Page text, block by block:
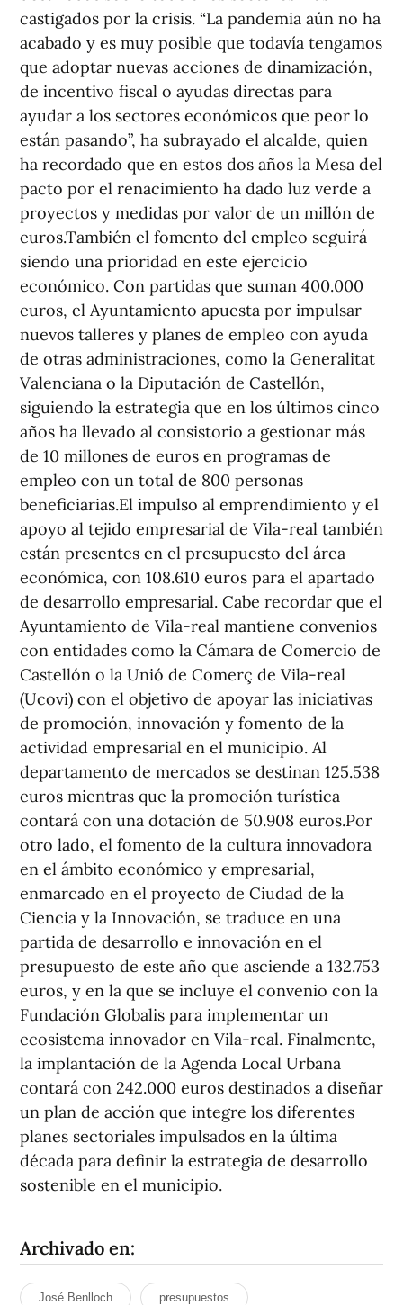
castigados por la crisis. “La pandemia aún no ha
acabado y es muy posible que todavía tengamos
que adoptar nuevas acciones de dinamización,
de incentivo fiscal o ayudas directas para
ayudar a los sectores económicos que peor lo
están pasando”, ha subrayado el alcalde, quien
ha recordado que en estos dos años la Mesa del
pacto por el renacimiento ha dado luz verde a
proyectos y medidas por valor de un millón de
euros.También el fomento del empleo seguirá
siendo una prioridad en este ejercicio
económico. Con partidas que suman 400.000
euros, el Ayuntamiento apuesta por impulsar
nuevos talleres y planes de empleo con ayuda
de otras administraciones, como la Generalitat
Valenciana o la Diputación de Castellón,
siguiendo la estrategia que en los últimos cinco
años ha llevado al consistorio a gestionar más
de 10 millones de euros en programas de
empleo con un total de 800 personas
beneficiarias.El impulso al emprendimiento y el
apoyo al tejido empresarial de Vila-real también
están presentes en el presupuesto del área
económica, con 108.610 euros para el apartado
de desarrollo empresarial. Cabe recordar que el
Ayuntamiento de Vila-real mantiene convenios
con entidades como la Cámara de Comercio de
Castellón o la Unió de Comerç de Vila-real
(Ucovi) con el objetivo de apoyar las iniciativas
de promoción, innovación y fomento de la
actividad empresarial en el municipio. Al
departamento de mercados se destinan 125.538
euros mientras que la promoción turística
contará con una dotación de 50.908 euros.Por
otro lado, el fomento de la cultura innovadora
en el ámbito económico y empresarial,
enmarcado en el proyecto de Ciudad de la
Ciencia y la Innovación, se traduce en una
partida de desarrollo e innovación en el
presupuesto de este año que asciende a 132.753
euros, y en la que se incluye el convenio con la
Fundación Globalis para implementar un
ecosistema innovador en Vila-real. Finalmente,
la implantación de la Agenda Local Urbana
contará con 242.000 euros destinados a diseñar
un plan de acción que integre los diferentes
planes sectoriales impulsados en la última
década para definir la estrategia de desarrollo
sostenible en el municipio.
Archivado en:
José Benlloch presupuestos